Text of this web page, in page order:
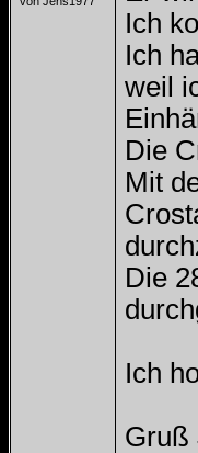
Ich
Ich
weil
Die
Mit
Die
Ich
Gruß